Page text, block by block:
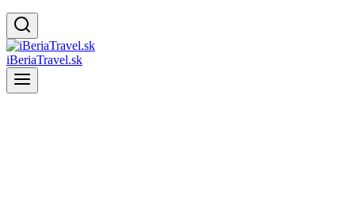
iBeriaTravel.sk